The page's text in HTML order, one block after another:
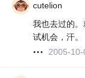
cutelion
我也去过的
试机会，汗。
2005-10-